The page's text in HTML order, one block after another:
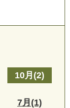
10月(2)
7月(1)